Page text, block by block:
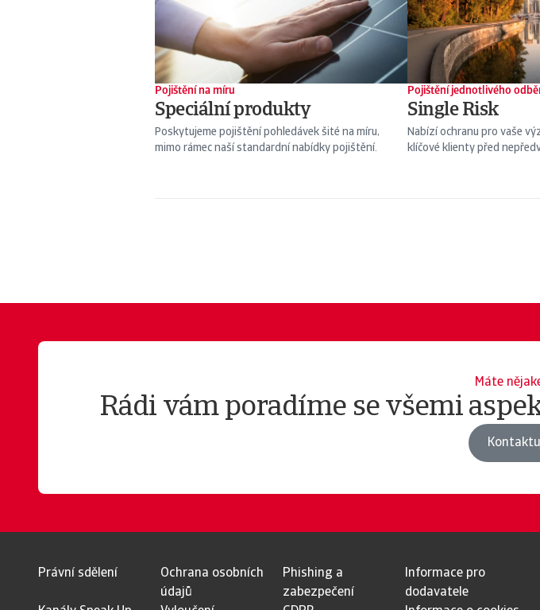
Pojištění na míru
Speciální produkty
Poskytujeme pojištění pohledávek šité na míru,
mimo rámec naší standardní nabídky pojištění.
Pojištění jednotlivého
Single Risk
Nabízí ochranu pro vaše
klíčové klienty před
Máte
Rádi vám poradíme se všemi
Právní sdělení
Ochrana osobních
údajů
Phishing a
zabezpečení
Informace pro
dodavatele